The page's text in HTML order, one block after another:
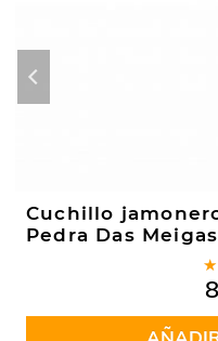
Cuchillo
Pedra Das Meigas